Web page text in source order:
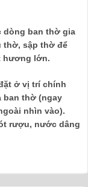
dòng ban thờ gia
thờ, sập thờ để
hương lớn.
ở vị tríchính
ban thờ (ngay
nhìn vào).
rượu, nước dâng